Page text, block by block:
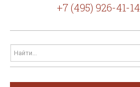
+7 (495) 926-41-14